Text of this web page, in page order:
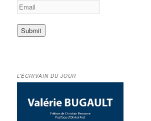
L’ÉCRIVAIN DU JOUR